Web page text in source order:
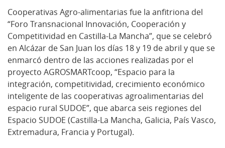
Cooperativas Agro-alimentarias fue la anfitriona del
“Foro Transnacional Innovación, Cooperación y
Competitividad en Castilla-La Mancha”, que se celebró
en Alcázar de San Juan los días 18 y 19 de abril y que se
enmarcó dentro de las acciones realizadas por el
proyecto AGROSMARTcoop, “Espacio para la
integración, competitividad, crecimiento económico
inteligente de las cooperativas agroalimentarias del
espacio rural SUDOE”, que abarca seis regiones del
Espacio SUDOE (Castilla-La Mancha, Galicia, País Vasco,
Extremadura, Francia y Portugal).